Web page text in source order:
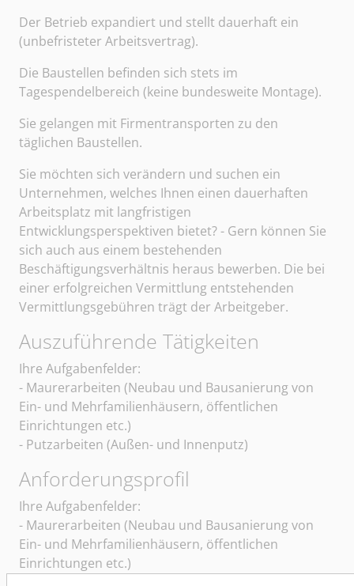
Der Betrieb expandiert und stellt dauerhaft ein
(unbefristeter Arbeitsvertrag).
Die Baustellen befinden sich stets im
Tagespendelbereich (keine bundesweite Montage).
Sie gelangen mit Firmentransporten zu den
täglichen Baustellen.
Sie möchten sich verändern und suchen ein
Unternehmen, welches Ihnen einen dauerhaften
Arbeitsplatz mit langfristigen
Entwicklungsperspektiven bietet? - Gern können Sie
sich auch aus einem bestehenden
Beschäftigungsverhältnis heraus bewerben. Die bei
einer erfolgreichen Vermittlung entstehenden
Vermittlungsgebühren trägt der Arbeitgeber.
Sangerhäuser Arbeitsvermittlung und
Auszuführende Tätigkeiten
Ihre Aufgabenfelder:
- Maurerarbeiten (Neubau und Bausanierung von
Ein- und Mehrfamilienhäusern, öffentlichen
Einrichtungen etc.)
- Putzarbeiten (Außen- und Innenputz)
Anforderungsprofil
Ihre Aufgabenfelder:
- Maurerarbeiten (Neubau und Bausanierung von
Ein- und Mehrfamilienhäusern, öffentlichen
Einrichtungen etc.)